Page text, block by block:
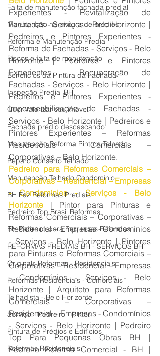
Falta de manutenção fachada predial
Manutenção na pintura de prédios
Reforma e Manutenção Predial
Riscos e falta de manutenção
Benefícios da Pintura da Fachada
Inspeção Predial BH
Quer valorizar seu imóvel
Fachada prédio descascando
Manutenção Reforma Pintura Telhado
Reparo Conserto Telhado
Manutenção Telhado Condomínio
BH Faz Reformas Prediais
Pedreiro Top Brasil Reformas
BH Pedreiro para Pequenas Reformas
REFORMAS PREDIAIS BH - SERVIÇOS BH
Originals Reformas - Residenciais
Reformas Residenciais - Comerciais
Telhadista - Belo Horizonte
Serviço - Pedreiro - Pintor
Pintura de Prédios e Edifícios
Reformas Residenciais
Experientes - Revitalização de
Fachadas - Serviços - Belo Horizonte |
Pedreiros e Pintores Experientes -
Reforma de Fachadas - Serviços - Belo
Horizonte | Pedreiros e Pintores
Experientes - Recuperação de
Fachadas - Serviços - Belo Horizonte |
Pedreiros e Pintores Experientes -
Impermeabilização de Fachadas -
Serviços - Belo Horizonte | Pedreiros e
Pintores Experientes – Reformas
Residenciais – Comerciais –
Corporativas – Belo Horizonte.
Pedreiro para Reformas Comerciais –
Corporativas – Residencial – Empresas
- Condomínios - Serviços - Belo
Horizonte | Pintor para Pinturas e
Reformas Comerciais – Corporativas –
Residencial – Empresas - Condomínios
- Serviços - Belo Horizonte | Pintores
para Pinturas e Reformas Comerciais –
Corporativas – Residencial – Empresas
- Condomínios - Serviços - Belo
Horizonte | Arquiteto para Reformas
Comerciais – Corporativas –
Residencial – Empresas - Condomínios
- Serviços - Belo Horizonte | Pedreiro
Top Para Pequenas Obras BH |
Pedreiro Reforma Comercial - BH |